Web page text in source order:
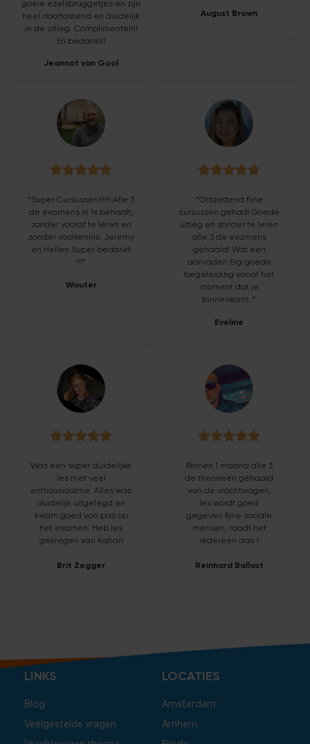
goeie ezelsbruggetjes en zijn
heel doortastend en duidelijk
in de uitleg. Complimenten!!
En bedankt!!
Jeannot van Gool
August Brown

“Super Cursussen!!!!!! Alle 3
de examens in 1x behaalt,
zonder vooraf te leren en
zonder voorkennis. Jeremy
en Hellen Super bedankt
!!!”
Wouter

“Ontzettend fijne
cursussen gehad! Goede
uitleg en zonder te leren
alle 3 de examens
gehaald! Wat een
aanrader! Erg goede
begeleiding vanaf het
moment dat je
binnenkomt..”
Eveline

Was een super duidelijke
les met veel
enthousiastme. Alles was
duidelijk uitgelegd en
kwam goed van pas op
het examen. Heb les
gekregen van kishan
Brit Zegger

Binnen 1 maand alle 3
de theorieën gehaald
van de vrachtwagen,
les wordt goed
gegeven fijne sociale
mensen, raadt het
iedereen aan !
Reinhard Ballast
LINKS
Blog
Veelgestelde vragen
LOCATIES
Amsterdam
Arnhem